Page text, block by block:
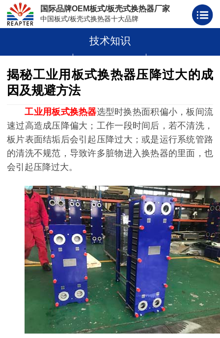
国际品牌OEM板式/板壳式换热器厂家
中国板式/板壳式换热器十大品牌
板壳式换热器
技术知识
揭秘工业用板式换热器压降过大的成
因及规避方法
工业用板式换热器选型时换热面积偏小，板间流
速过高造成压降偏大；工作一段时间后，若不清洗，
板片表面结垢后会引起压降过大；或是运行系统管路
的清洗不规范，导致许多脏物进入换热器的里面，也
会引起压降过大。